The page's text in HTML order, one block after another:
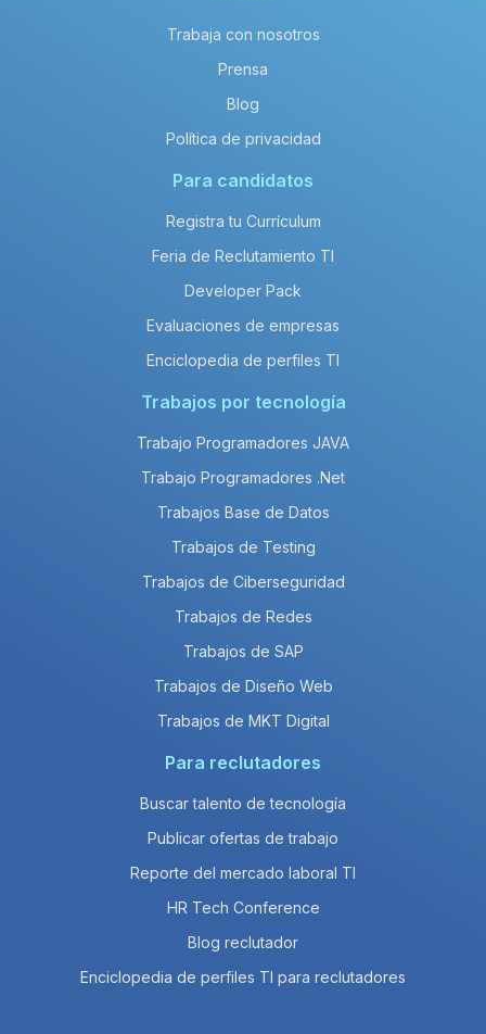
Trabaja con nosotros
Prensa
Blog
Política de privacidad
Para candidatos
Registra tu Currículum
Feria de Reclutamiento TI
Developer Pack
Evaluaciones de empresas
Enciclopedia de perfiles TI
Trabajos por tecnología
Trabajo Programadores JAVA
Trabajo Programadores .Net
Trabajos Base de Datos
Trabajos de Testing
Trabajos de Ciberseguridad
Trabajos de Redes
Trabajos de SAP
Trabajos de Diseño Web
Trabajos de MKT Digital
Para reclutadores
Buscar talento de tecnología
Publicar ofertas de trabajo
Reporte del mercado laboral TI
HR Tech Conference
Blog reclutador
Enciclopedia de perfiles TI para reclutadores